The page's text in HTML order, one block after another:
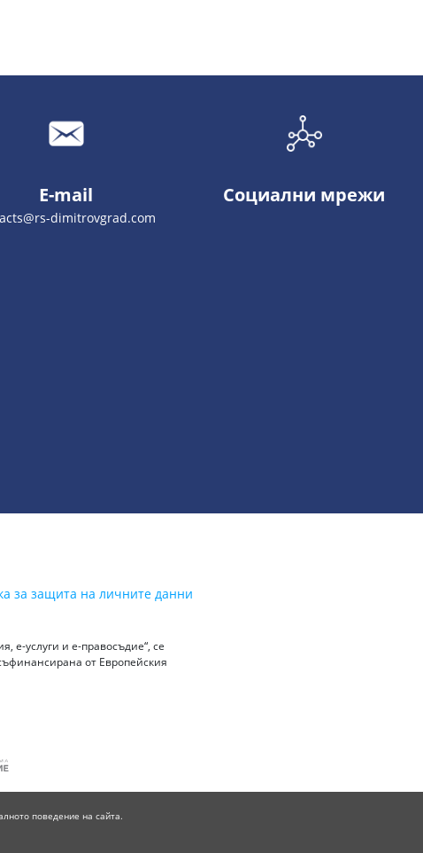
E-mail
dimitrovgrad.com
Социални мрежи
за защита на личните данни
е-услуги и е-правосъдие“, се
от Европейския
поведение на сайта.